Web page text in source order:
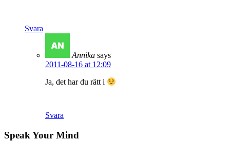
Svara
Annika says
2011-08-16 at 12:09
Ja, det har du rätt i
Svara
Speak Your Mind